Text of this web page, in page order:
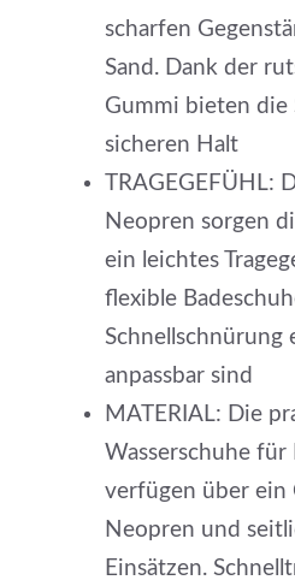
scharfen
Sand. Dank der
Gummi bieten die
sicheren Halt
TRAGEGEFÜHL:
Neopren sorgen
ein leichtes
flexible
Schnellschnürung
anpassbar sind
MATERIAL: Die
Wasserschuhe für
verfügen über ein
Neopren und
Einsätzen.